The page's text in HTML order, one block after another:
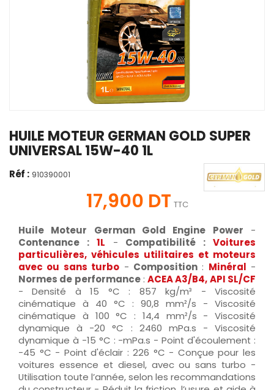
HUILE MOTEUR GERMAN GOLD SUPER
UNIVERSAL 15W-40 1L
Réf : 910390001
17,900 DT TTC
Huile Moteur German Gold Engine Power -
Contenance : 1L - Compatibilité :Voitures
particulières, véhicules utilitaires et moteurs
avec ou sans turbo - Composition: Minéral -
Normes de performance:ACEA A3/B4, API SL/CF
- Densité à 15 °C : 857 kg/m³ - Viscosité
cinématique à 40 °C : 90,8 mm²/s - Viscosité
cinématique à 100 °C : 14,4 mm²/s - Viscosité
dynamique à -20 °C : 2460 mPa.s - Viscosité
dynamique à -15 °C : -mPa.s - Point d'écoulement :
-45 °C - Point d'éclair : 226 °C - Conçue pour les
voitures essence et diesel, avec ou sans turbo -
Utilisation toute l’année, selon les recommandations